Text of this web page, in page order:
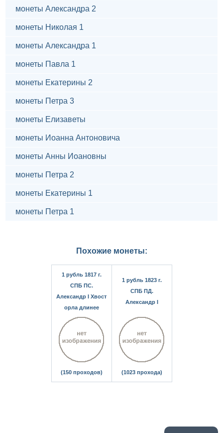
монеты Александра 2
монеты Николая 1
монеты Александра 1
монеты Павла 1
монеты Екатерины 2
монеты Петра 3
монеты Елизаветы
монеты Иоанна Антоновича
монеты Анны Иоановны
монеты Петра 2
монеты Екатерины 1
монеты Петра 1
Похожие монеты:
1 рубль 1817 г.
СПБ ПС.
Александр I Хвост
орла длинее
(150 проходов)
1 рубль 1823 г.
СПБ ПД.
Александр I
(1023 прохода)